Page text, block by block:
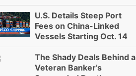
U.S. Details Steep Port
Fees on China-Linked
Vessels Starting Oct. 14
The Shady Deals Behind a
Veteran Banker’s